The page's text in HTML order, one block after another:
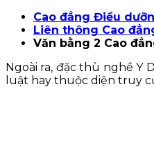
Cao đẳng Điều
Liên thông Cao
Văn bằng 2 Cao
Ngoài ra, đặc thù nghề Y
luật hay thuộc diện truy